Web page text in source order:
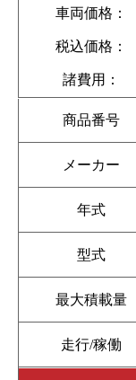
車両価格：
税込価格：
諸費用：
商品番号
メーカー
年式
型式
最大積載量
走行/稼働